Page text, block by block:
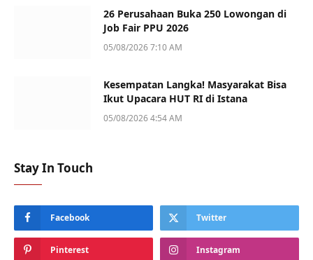
26 Perusahaan Buka 250 Lowongan di
Job Fair PPU 2026
05/08/2026 7:10 AM
Kesempatan Langka! Masyarakat Bisa
Ikut Upacara HUT RI di Istana
05/08/2026 4:54 AM
Stay In Touch
Facebook Twitter
Pinterest Instagram